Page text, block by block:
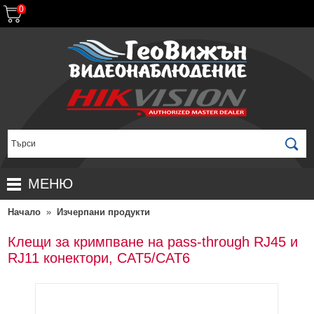
0
МЕНЮ
НАЧАЛО
ПРОДУКТИ
ПРОМОЦИИ
ЗА ДИСТРИБУТОРИ
Начало » Изчерпани продукти
Клещи за кримпване на pass-through RJ45 и
RJ11 конектори, CAT5/CAT6